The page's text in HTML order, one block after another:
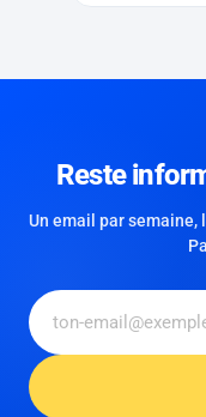
Reste
Un email par